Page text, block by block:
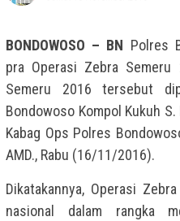
BONDOWOSO – BN Polres
pra Operasi Zebra
Semeru 2016 tersebut
Bondowoso Kompol Kukuh
Kabag Ops Polres
AMD., Rabu (16/11/2016).
Dikatakannya, Operasi
nasional dalam rangka